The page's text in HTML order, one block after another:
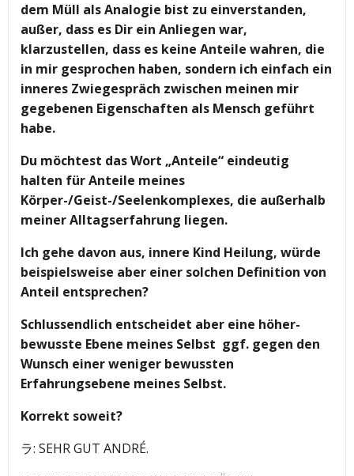
dem Müll als Analogie bist zu einverstanden,
außer, dass es Dir ein Anliegen war,
klarzustellen, dass es keine Anteile wahren, die
in mir gesprochen haben, sondern ich einfach ein
inneres Zwiegespräch zwischen meinen mir
gegebenen Eigenschaften als Mensch geführt
habe.
Du möchtest das Wort „Anteile“ eindeutig
halten für Anteile meines
Körper-/Geist-/Seelenkomplexes, die außerhalb
meiner Alltagserfahrung liegen.
Ich gehe davon aus, innere Kind Heilung, würde
beispielsweise aber einer solchen Definition von
Anteil entsprechen?
Schlussendlich entscheidet aber eine höher-
bewusste Ebene meines Selbst ggf. gegen den
Wunsch einer weniger bewussten
Erfahrungsebene meines Selbst.
Korrekt soweit?
ラ: SEHR GUT ANDRÉ.